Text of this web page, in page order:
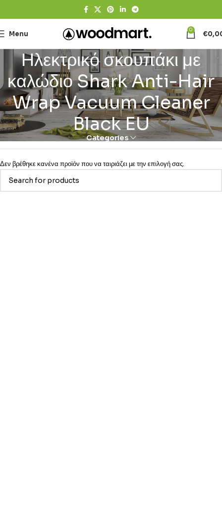
Menu 0 €
Ηλεκτρικό σκουπάκι με
καλώδιο Shark Anti-Hair
Wrap Vacuum Cleaner
Black EU
Categories
Δεν βρέθηκε κανένα προϊόν που να ταιριάζει με την επιλογή σας.